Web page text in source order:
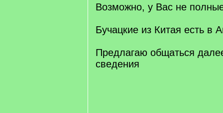
Возможно, у Вас не
Бучацкие из Китая есть в
Предлагаю общаться
сведения